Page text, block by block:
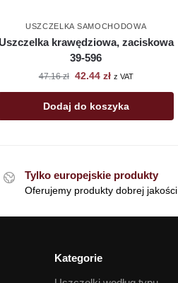
USZCZELKA SAMOCHODOWA
Uszczelka krawędziowa, zaciskowa
39-596
47.16zł 42.44 zł z VAT
Dodaj do koszyka
Tylko europejskie produkty
Oferujemy produkty dobrej jakości
Kategorie